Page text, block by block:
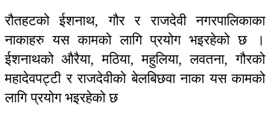
रौतहटको ईशनाथ, गौर र राजदेवी नगरपालिकाका
नाकाहरु यस कामको लागि प्रयोग भइरहेको छ ।
ईशनाथको औरैया, मठिया, महुलिया, लवतना, गौरको
महादेवपट्टी र राजदेवीको बेलबिछवा नाका यस कामको
लागि प्रयोग भइरहेको छ